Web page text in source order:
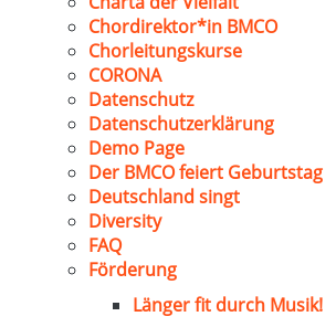
Chordirektor*in BMCO
Chorleitungskurse
CORONA
Datenschutz
Datenschutzerklärung
Demo Page
Der BMCO feiert Geburtstag
Deutschland singt
Diversity
FAQ
Förderung
Länger fit durch Musik!